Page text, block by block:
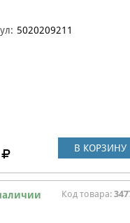
5020209211
В КОРЗИНУ
Код товара: